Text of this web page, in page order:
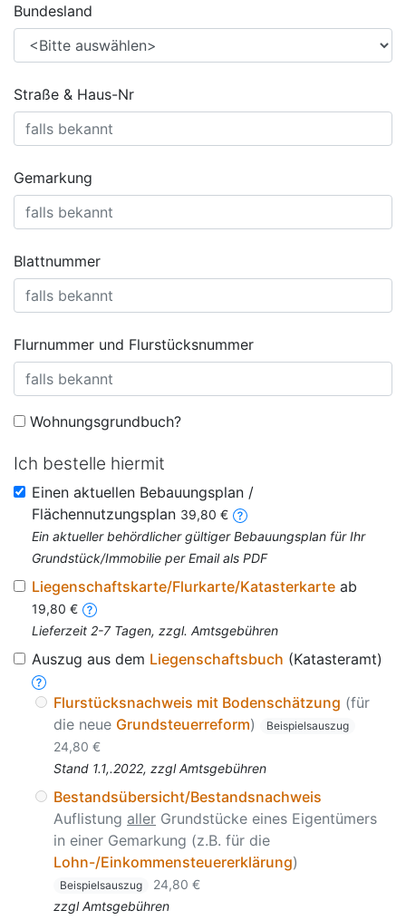
Bundesland
Straße & Haus-Nr
Gemarkung
Blattnummer
Flurnummer und Flurstücksnummer
Wohnungsgrundbuch?
Ich bestelle hiermit
Einen aktuellen Bebauungsplan /
Flächennutzungsplan 39,80 €
Ein aktueller behördlicher gültiger Bebauungsplan für Ihr
Grundstück/Immobilie per Email als PDF
Liegenschaftskarte/Flurkarte/Katasterkarte ab
19,80 €
Lieferzeit 2-7 Tagen, zzgl. Amtsgebühren
Auszug aus dem Liegenschaftsbuch (Katasteramt)
Flurstücksnachweis mit Bodenschätzung (für
die neue Grundsteuerreform) Beispielsauszug
24,80 €
Stand 1.1,.2022, zzgl Amtsgebühren
Bestandsübersicht/Bestandsnachweis
Auflistung aller Grundstücke eines Eigentümers
in einer Gemarkung (z.B. für die
Lohn-/Einkommensteuererklärung)
Beispielsauszug
24,80 €
zzgl Amtsgebühren